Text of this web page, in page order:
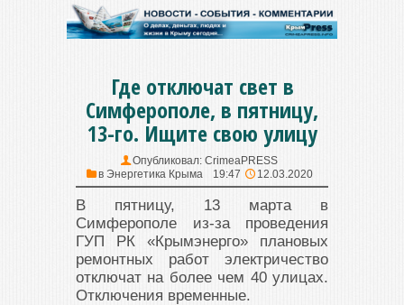
Где отключат свет в
Симферополе, в пятницу,
13-го. Ищите свою улицу
Опубликовал: CrimeaPRESS
в Энергетика Крыма 19:47 12.03.2020
В пятницу, 13 марта в
Симферополе из-за проведения
ГУП РК «Крымэнерго» плановых
ремонтных работ электричество
отключат на более чем 40 улицах.
Отключения временные.